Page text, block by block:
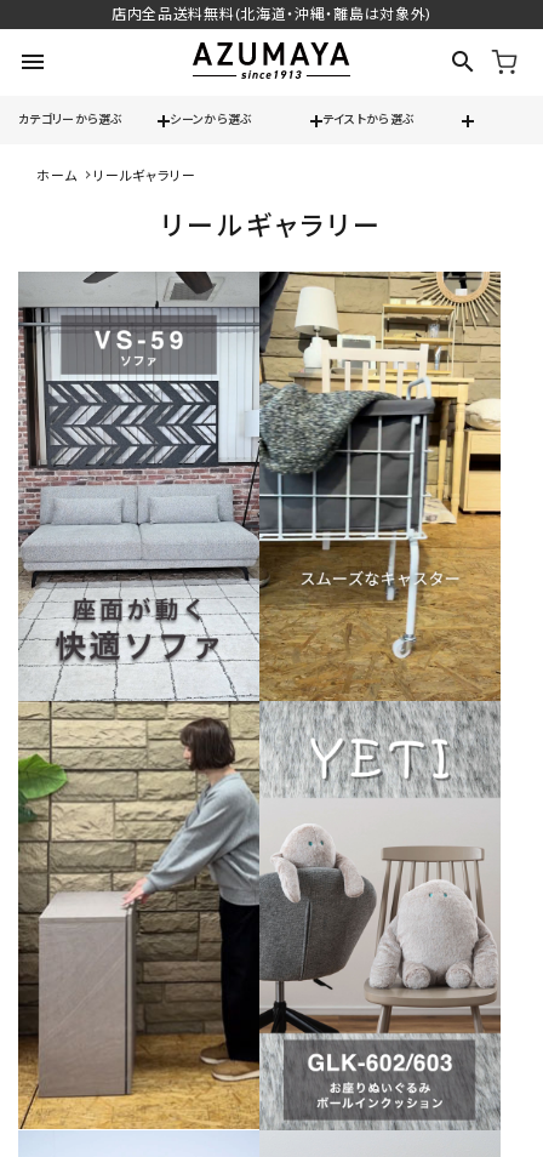
店内全品送料無料(北海道・沖縄・離島は対象外)
menu search
カテゴリーから選ぶ シーンから選ぶ テイストから選ぶ
check 送料無料
12時までのご注文で当日出荷
search
contact_supportよくある質問
call 052-241-3103
schedule
カテゴリーから選ぶ
シーンから選ぶ
テイストから選ぶ
コンテンツ
ご利用ガイド
プライバシーポリシー
特定商取引法について
会社概要
よくある質問
ホーム リールギャラリー
リールギャラリー